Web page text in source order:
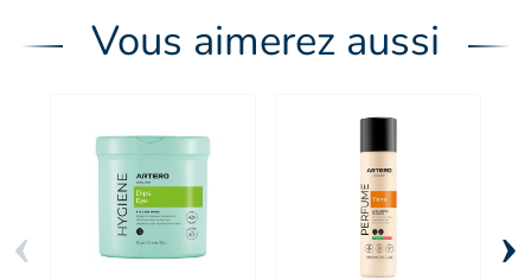
Vous aimerez aussi
‹ ›